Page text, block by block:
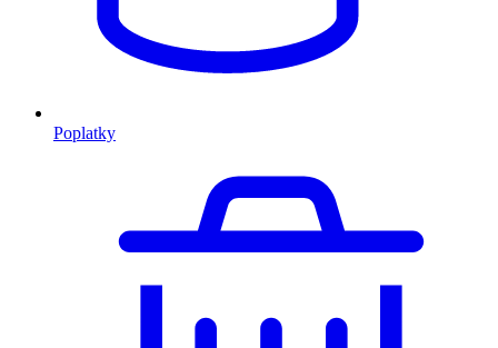
Poplatky